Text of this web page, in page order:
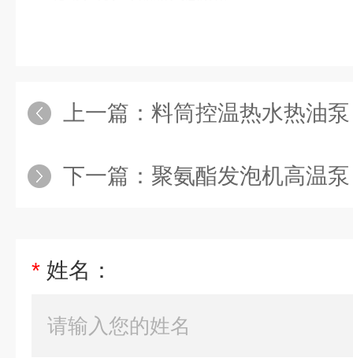
上一篇： 料筒控温热水热油泵
下一篇： 聚氨酯发泡机高温泵
* 姓名：